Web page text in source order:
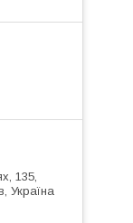
135,
Україна